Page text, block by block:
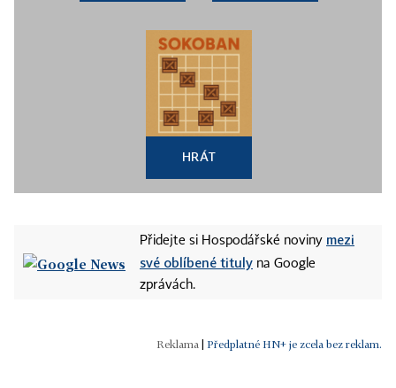
HRÁT
Přidejte si Hospodářské noviny mezi
své oblíbené tituly na Google
zprávách.
Předplatné HN+ je zcela bez reklam.